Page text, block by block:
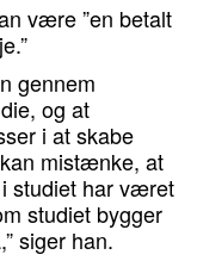
være ”en betalt
gennem
og at
i at skabe
mistænke, at
studiet har været
studiet bygger
siger han.